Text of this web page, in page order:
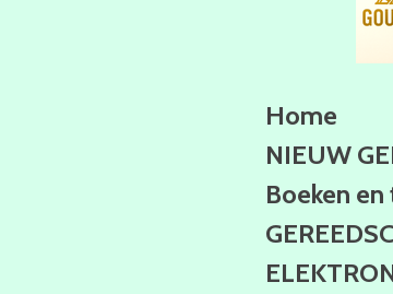
Home
NIEUW
Boeken